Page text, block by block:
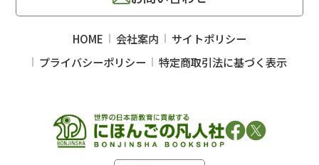
HOME 会社案内
サイトポリシー
プライバシーポリシー
特定商取引法に基づく表示